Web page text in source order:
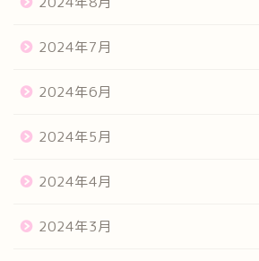
2024年7月
2024年6月
2024年5月
2024年4月
2024年3月